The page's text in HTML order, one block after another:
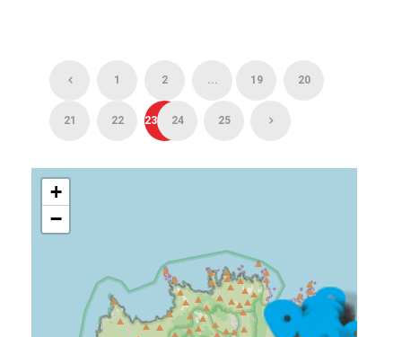
1 2 ... 19 20
21 22 23 24 25
+
−